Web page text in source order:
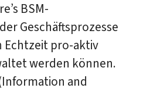
BSM-
Geschäftsprozesse
Echtzeit pro-aktiv
werden können.
and